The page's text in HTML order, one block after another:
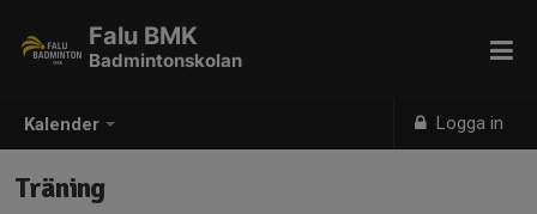
Kalender Logga in
Falu BMK
Badmintonskolan
Träning